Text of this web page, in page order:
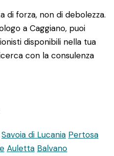
di forza, non di debolezza.
a Caggiano, puoi
disponibili nella tua
con la consulenza
Savoia di Lucania Pertosa
Auletta Balvano